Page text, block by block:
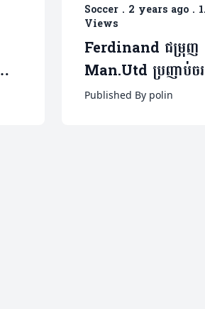
Soccer . 2 years ago .
Views
Ferdinand ជម្រុញ
Man.Utd ប្រញាប់ចរ
នាំយកខ្សែការពាររូបនេះ
Published By polin